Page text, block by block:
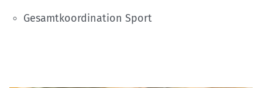
Gesamtkoordination Sport